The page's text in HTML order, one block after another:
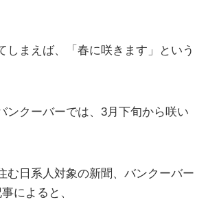
しまえば、「春に咲きます」という
ンクーバーでは、3月下旬から咲い
む日系人対象の新聞、バンクーバー
によると、